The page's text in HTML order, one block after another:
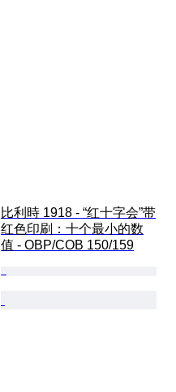
比利時 1918 - “红十字会”带
红色印刷：十个最小的数
值 - OBP/COB 150/159